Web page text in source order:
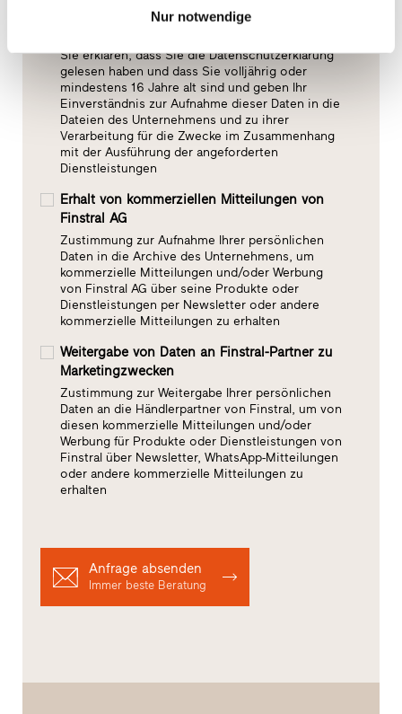
Nur notwendige
Sie erklären, dass Sie die Datenschutzerklärung
gelesen haben und dass Sie volljährig oder
mindestens 16 Jahre alt sind und geben Ihr
Einverständnis zur Aufnahme dieser Daten in die
Dateien des Unternehmens und zu ihrer
Verarbeitung für die Zwecke im Zusammenhang
mit der Ausführung der angeforderten
Dienstleistungen
Erhalt von kommerziellen Mitteilungen von
Finstral AG
Zustimmung zur Aufnahme Ihrer persönlichen
Daten in die Archive des Unternehmens, um
kommerzielle Mitteilungen und/oder Werbung
von Finstral AG über seine Produkte oder
Dienstleistungen per Newsletter oder andere
kommerzielle Mitteilungen zu erhalten
Weitergabe von Daten an Finstral-Partner zu
Marketingzwecken
Zustimmung zur Weitergabe Ihrer persönlichen
Daten an die Händlerpartner von Finstral, um von
diesen kommerzielle Mitteilungen und/oder
Werbung für Produkte oder Dienstleistungen von
Finstral über Newsletter, WhatsApp-Mitteilungen
oder andere kommerzielle Mitteilungen zu
erhalten
Anfrage absenden
Immer beste Beratung